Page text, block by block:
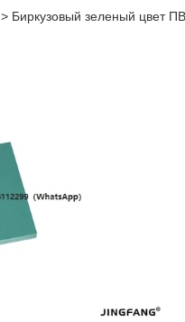
> Биркузовый зеленый цвет